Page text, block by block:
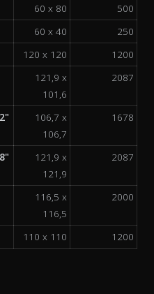
60 x 80
500
60 x 40
250
120 x 120
1200
121,9 x
101,6
2087
106,7 x
106,7
1678
121,9 x
121,9
2087
116,5 x
116,5
2000
110 x 110 1200